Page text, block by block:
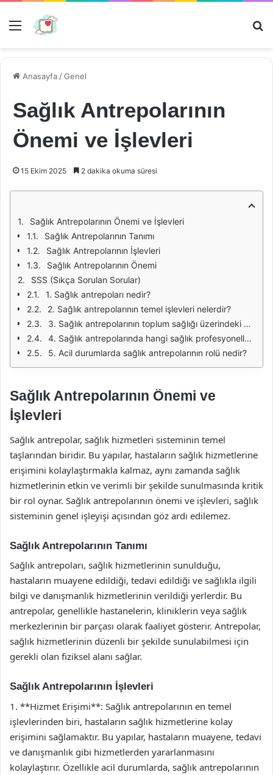
Menü
Anasayfa /Genel
Sağlık Antrepolarının
Önemi ve İşlevleri
15 Ekim 2025 2 dakika okuma süresi
Sağlık Antrepolarının Önemi ve İşlevleri
Sağlık Antrepolarının Tanımı
Sağlık Antrepolarının İşlevleri
Sağlık Antrepolarının Önemi
SSS (Sıkça Sorulan Sorular)
1. Sağlık antrepoları nedir?
2. Sağlık antrepolarının temel işlevleri nelerdir?
3. Sağlık antrepolarının toplum sağlığı üzerindeki etkisi nedir?
4. Sağlık antrepolarında hangi sağlık profesyonelleri çalışır?
5. Acil durumlarda sağlık antrepolarının rolü nedir?
Sağlık Antrepolarının Önemi ve
İşlevleri
Sağlık antrepolar, sağlık hizmetleri sisteminin temel
taşlarından biridir. Bu yapılar, hastaların sağlık hizmetlerine
erişimini kolaylaştırmakla kalmaz, aynı zamanda sağlık
hizmetlerinin etkin ve verimli bir şekilde sunulmasında kritik
bir rol oynar. Sağlık antrepolarının önemi ve işlevleri, sağlık
sisteminin genel işleyişi açısından göz ardı edilemez.
Sağlık Antrepolarının Tanımı
Sağlık antrepoları, sağlık hizmetlerinin sunulduğu,
hastaların muayene edildiği, tedavi edildiği ve sağlıkla ilgili
bilgi ve danışmanlık hizmetlerinin verildiği yerlerdir. Bu
antrepolar, genellikle hastanelerin, kliniklerin veya sağlık
merkezlerinin bir parçası olarak faaliyet gösterir. Antrepolar,
sağlık hizmetlerinin düzenli bir şekilde sunulabilmesi için
gerekli olan fiziksel alanı sağlar.
Sağlık Antrepolarının İşlevleri
1. **Hizmet Erişimi**: Sağlık antrepolarının en temel
işlevlerinden biri, hastaların sağlık hizmetlerine kolay
erişimini sağlamaktır. Bu yapılar, hastaların muayene, tedavi
ve danışmanlık gibi hizmetlerden yararlanmasını
kolaylaştırır. Özellikle acil durumlarda, sağlık antrepolarının